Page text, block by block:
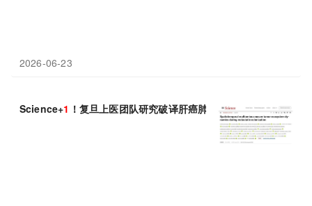
2026-06-23
Science+1 ！复旦上医团队研究破译肝癌肺转移“时空密码”，为